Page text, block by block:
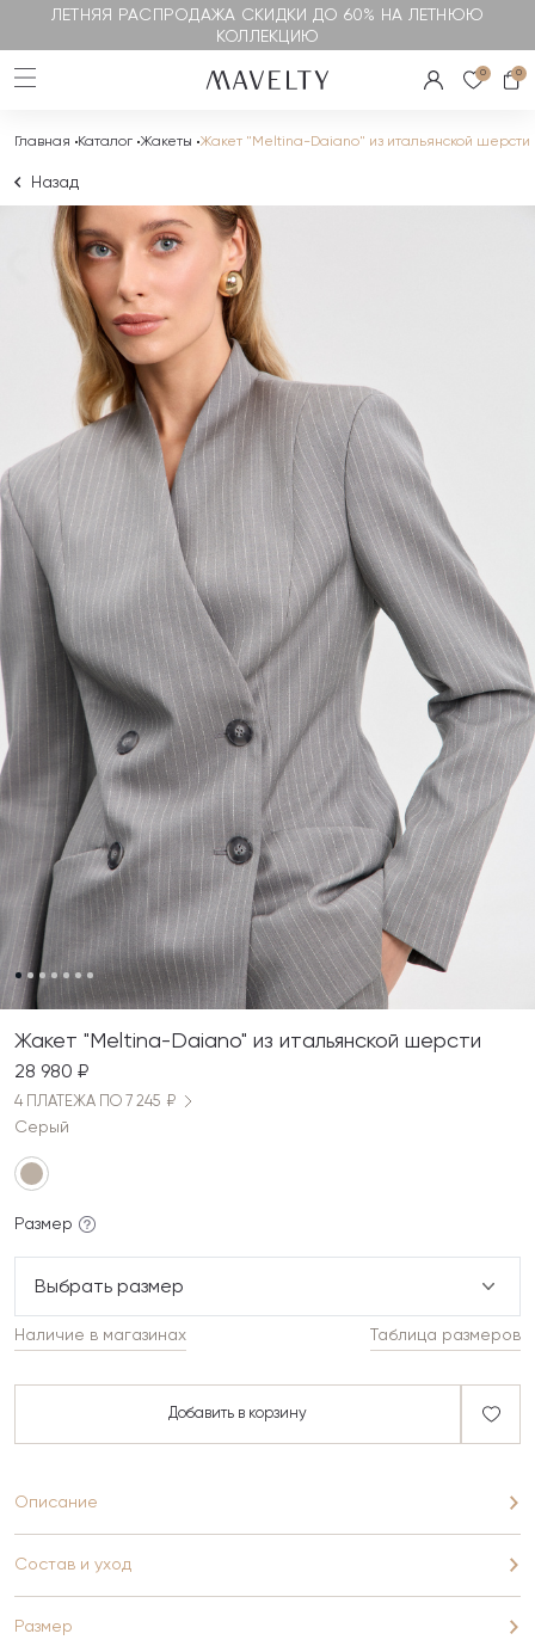
ЛЕТНЯЯ РАСПРОДАЖА СКИДКИ ДО 60% НА ЛЕТНЮЮ
КОЛЛЕКЦИЮ
0 0
Главная Каталог Жакеты Жакет "Meltina-Daiano" из итальянской шерсти
Назад
Жакет "Meltina-Daiano" из итальянской шерсти
28 980 ₽
4 ПЛАТЕЖА ПО 7 245 ₽
Серый
Размер
Выбрать размер
Таблица размеров
Наличие в магазинах
Добавить в корзину
Описание
Состав и уход
Размер